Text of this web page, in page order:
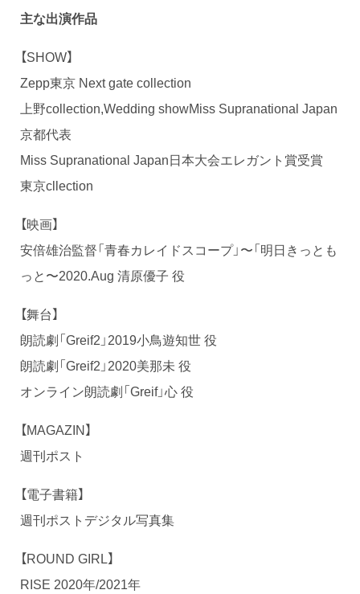
主な出演作品
【SHOW】
Zepp東京 Next gate collection
上野collection,Wedding showMiss Supranational Japan
京都代表
Miss Supranational Japan日本大会エレガント賞受賞
東京cllection
【映画】
安倍雄治監督「青春カレイドスコープ」〜「明日きっとも
っと〜2020.Aug 清原優子 役
【舞台】
朗読劇「Greif2」2019小鳥遊知世 役
朗読劇「Greif2」2020美那未 役
オンライン朗読劇「Greif」心 役
【MAGAZIN】
週刊ポスト
【電子書籍】
週刊ポストデジタル写真集
【ROUND GIRL】
RISE 2020年/2021年